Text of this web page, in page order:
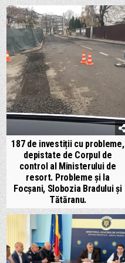
187 de investiții cu probleme,
depistate de Corpul de
control al Ministerului de
resort. Probleme și la
Focșani, Slobozia Bradului și
Tătăranu.